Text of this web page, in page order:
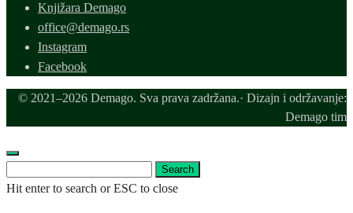
Knjižara Demago
office@demago.rs
Instagram
Facebook
© 2021–2026 Demago. Sva prava zadržana.· Dizajn i održavanje:
Demago tim
for:
Search
Hit enter to search or ESC to close